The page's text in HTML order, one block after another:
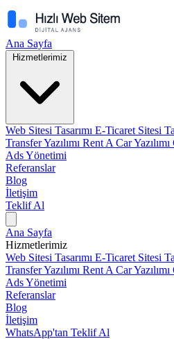
Ana Sayfa
Hizmetlerimiz
Web Sitesi Tasarımı E-Ticaret Sitesi
Transfer Yazılımı Rent A Car Yazılımı
Ads Yönetimi
Referanslar
Blog
İletişim
Teklif Al
Ana Sayfa
Hizmetlerimiz
Web Sitesi Tasarımı E-Ticaret Sitesi
Transfer Yazılımı Rent A Car Yazılımı
Ads Yönetimi
Referanslar
Blog
İletişim
WhatsApp'tan Teklif Al